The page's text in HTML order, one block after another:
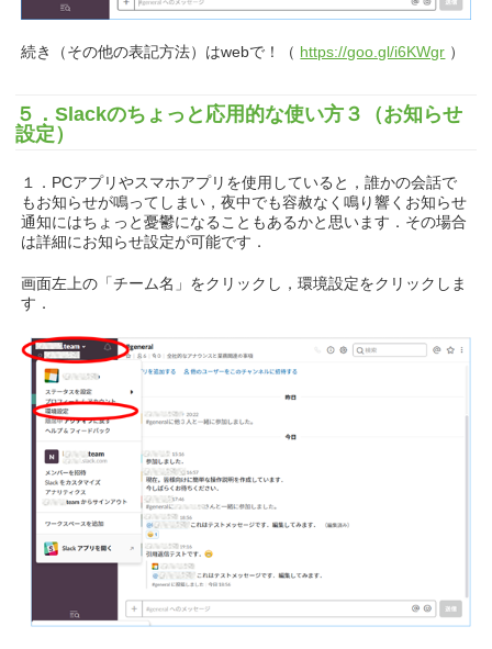
続き（その他の表記方法）はwebで！（ https://goo.gl/i6KWgr ）
５．Slackのちょっと応用的な使い方３（お知らせ
設定）
１．PCアプリやスマホアプリを使用していると，誰かの会話で
もお知らせが鳴ってしまい，夜中でも容赦なく鳴り響くお知らせ
通知にはちょっと憂鬱になることもあるかと思います．その場合
は詳細にお知らせ設定が可能です．
画面左上の「チーム名」をクリックし，環境設定をクリックしま
す．